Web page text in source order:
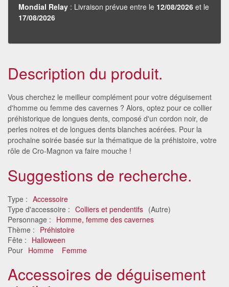
Mondial Relay : Livraison prévue entre le 12/08/2026 et le
17/08/2026
Description du produit.
Vous cherchez le meilleur complément pour votre déguisement
d'homme ou femme des cavernes ? Alors, optez pour ce collier
préhistorique de longues dents, composé d'un cordon noir, de
perles noires et de longues dents blanches acérées. Pour la
prochaine soirée basée sur la thématique de la préhistoire, votre
rôle de Cro-Magnon va faire mouche !
Suggestions de recherche.
Type : Accessoire
Type d'accessoire : Colliers et pendentifs (Autre)
Personnage : Homme, femme des cavernes
Thème : Préhistoire
Fête : Halloween
Pour Homme Femme
Accessoires de déguisement